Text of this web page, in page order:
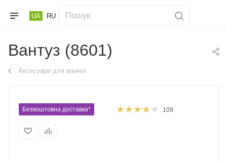
UA RU
Вантуз (8601)
Аксесуари для ванної
Безкоштовна доставка* 109